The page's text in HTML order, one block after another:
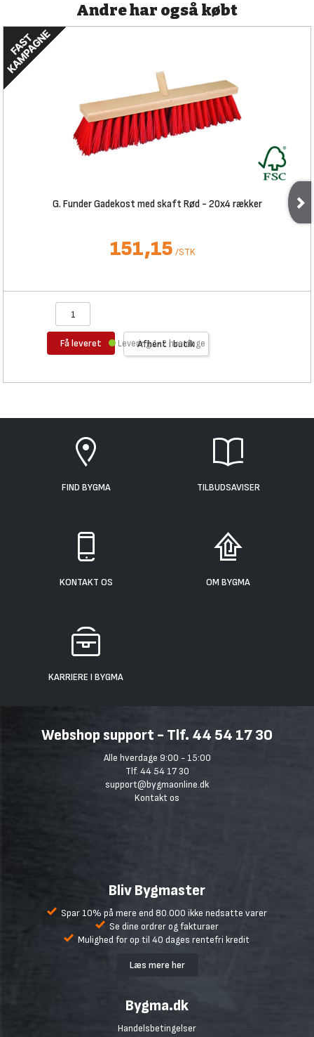
Andre har også købt
G. Funder Gadekost med skaft Rød - 20x4 rækker
151,15 /STK
Få leveret Afhent i butik
Levering 1-2 hverdage
FIND BYGMA TILBUDSAVISER
KONTAKT OS OM BYGMA
KARRIERE I BYGMA
Webshop support - Tlf. 44 54 17 30
Alle hverdage 9:00 - 15:00
Tlf. 44 54 17 30
support@bygmaonline.dk
Kontakt os
Bliv Bygmaster
Spar 10% på mere end 80.000 ikke nedsatte varer
Se dine ordrer og fakturaer
Mulighed for op til 40 dages rentefri kredit
Læs mere her
Bygma.dk
Handelsbetingelser